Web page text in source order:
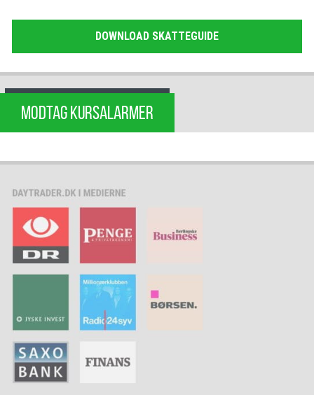
DOWNLOAD SKATTEGUIDE
MODTAG KURSALARMER